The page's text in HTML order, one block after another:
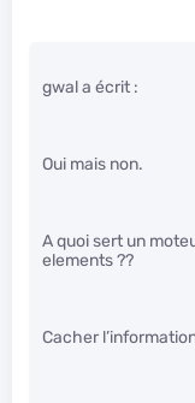
gwal a écrit :
Oui mais non.
A quoi sert un
elements ??
Cacher